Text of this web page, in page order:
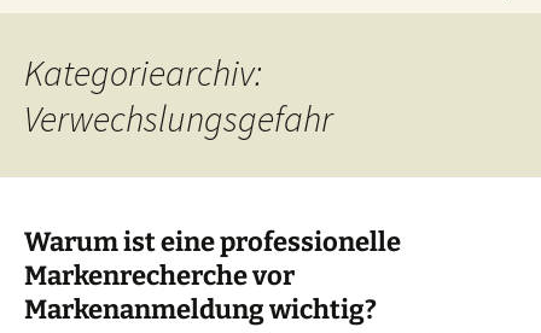
Kategoriearchiv:
Verwechslungsgefahr
Warum ist eine professionelle
Markenrecherche vor
Markenanmeldung wichtig?